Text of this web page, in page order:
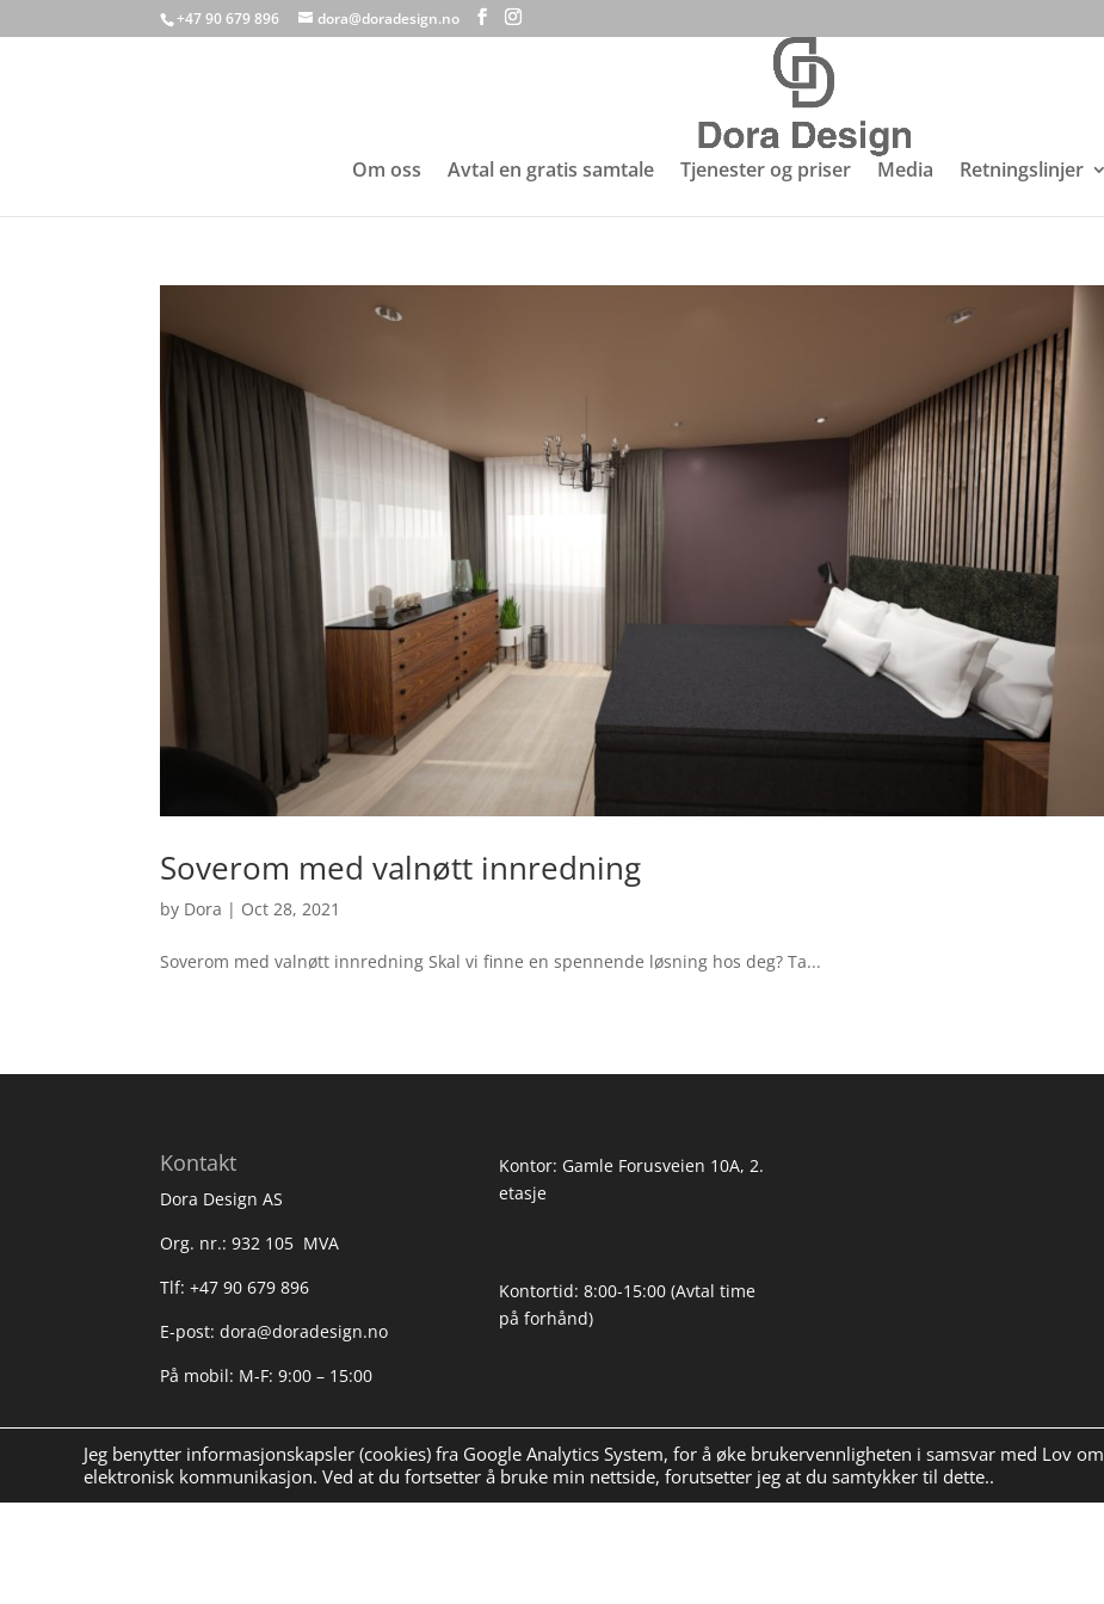
+47 90 679 896 dora@doradesign.no
Om oss Avtal en gratis samtale Tjenester og priser Media Retningslinjer
Soverom med valnøtt innredning
by Dora | Oct 28, 2021
Soverom med valnøtt innredning Skal vi finne en spennende løsning hos deg? Ta...
Kontakt
Dora Design AS
Org. nr.: 932 105 MVA
Tlf: +47 90 679 896
E-post: dora@doradesign.no
På mobil: M-F: 9:00 – 15:00
Kontor: Gamle Forusveien 10A, 2.
etasje
Kontortid: 8:00-15:00 (Avtal time
på forhånd)
Jeg benytter informasjonskapsler (cookies) fra Google Analytics System, for å øke brukervennligheten i samsvar med Lov om
elektronisk kommunikasjon. Ved at du fortsetter å bruke min nettside, forutsetter jeg at du samtykker til dette..